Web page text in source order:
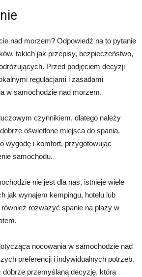
nad morzem? Odpowiedź na to pytanie
takich jak przepisy, bezpieczeństwo,
Przed podjęciem decyzji
regulacjami i zasadami
w samochodzie nad morzem.
czynnikiem, dlatego należy
oświetlone miejsca do spania.
wygodę i komfort, przygotowując
samochodu.
nie jest dla nas, istnieje wiele
jak wynajem kempingu, hotelu lub
rozważyć spanie na plaży w
nocowania w samochodzie nad
preferencji i indywidualnych potrzeb.
dobrze przemyślaną decyzję, która